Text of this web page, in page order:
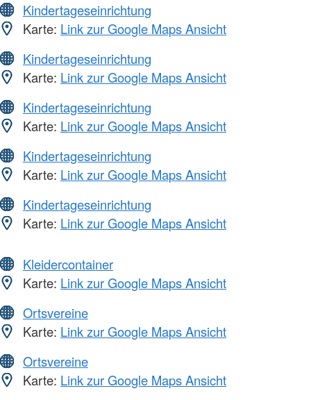
Kindertageseinrichtung
Karte: Link zur Google Maps Ansicht
Kindertageseinrichtung
Karte: Link zur Google Maps Ansicht
Kindertageseinrichtung
Karte: Link zur Google Maps Ansicht
Kindertageseinrichtung
Karte: Link zur Google Maps Ansicht
Kindertageseinrichtung
Karte: Link zur Google Maps Ansicht
Kleidercontainer
Karte: Link zur Google Maps Ansicht
Ortsvereine
Karte: Link zur Google Maps Ansicht
Ortsvereine
Karte: Link zur Google Maps Ansicht